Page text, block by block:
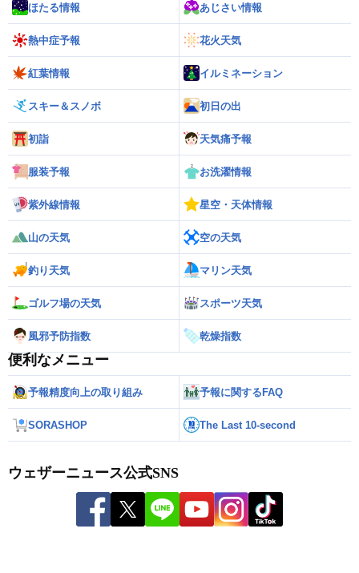
ほたる情報 あじさい情報
熱中症予報 花火天気
紅葉情報 イルミネーション
スキー＆スノボ 初日の出
初詣 天気痛予報
服装予報 お洗濯情報
紫外線情報 星空・天体情報
山の天気 空の天気
釣り天気 マリン天気
ゴルフ場の天気 スポーツ天気
風邪予防指数 乾燥指数
便利なメニュー
予報精度向上の取り組み 予報に関するFAQ
SORASHOP The Last 10-second
ウェザーニュース公式SNS